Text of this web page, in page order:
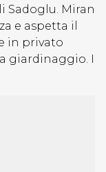
Sadoglu. Miran
e aspetta il
in privato
giardinaggio. I